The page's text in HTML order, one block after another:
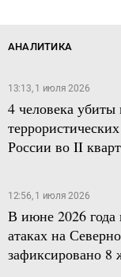
АНАЛИТИКА
13:13, 1 июля 2026
4 человека
России во II
12:56, 1 июля 2026
В июне 2026 года
атаках на
зафиксировано 8